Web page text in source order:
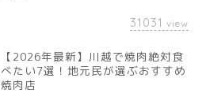
31031 view
【2026年最新】川越で焼肉絶対食
べたい7選！地元民が選ぶおすすめ
焼肉店